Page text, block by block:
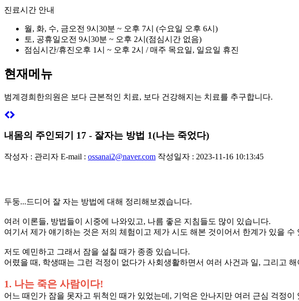
진료시간 안내
월, 화, 수, 금오전 9시30분 ~ 오후 7시 (수요일 오후 6시)
토, 공휴일 오전 9시30분 ~ 오후 2시(점심시간 없음)
점심시간/휴진 오후 1시 ~ 오후 2시 / 매주 목요일, 일요일 휴진
현재메뉴
범계경희한의원은 보다 근본적인 치료, 보다 건강해지는 치료를 추구합니다.
내몸의 주인되기 17 - 잘자는 방법 1(나는 죽었다)
작성자 : 관리자 E-mail : ossanai2@naver.com 작성일자 : 2023-11-16 10:13:45
두둥...드디어 잘 자는 방법에 대해 정리해보겠습니다.
여러 이론들, 방법들이 시중에 나와있고, 나름 좋은 지침들도 많이 있습니다.
여기서 제가 얘기하는 것은 저의 체험이고 제가 시도 해본 것이어서 한계가 있을
저도 예민하고 그래서 잠을 설칠 때가 종종 있습니다.
어렸을 때, 학생때는 그런 걱정이 없다가 사회생활하면서 여러 사건과 일, 그리고
1. 나는 죽은 사람이다!
어느 때인가 잠을 못자고 뒤척인 때가 있었는데, 기억은 안나지만 여러 근심 걱정이